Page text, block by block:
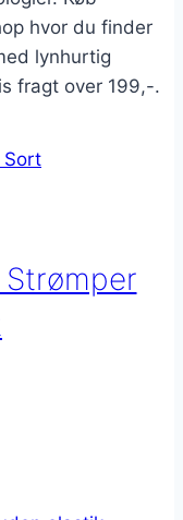
hvor du finder
lynhurtig
fragt over 199,-.